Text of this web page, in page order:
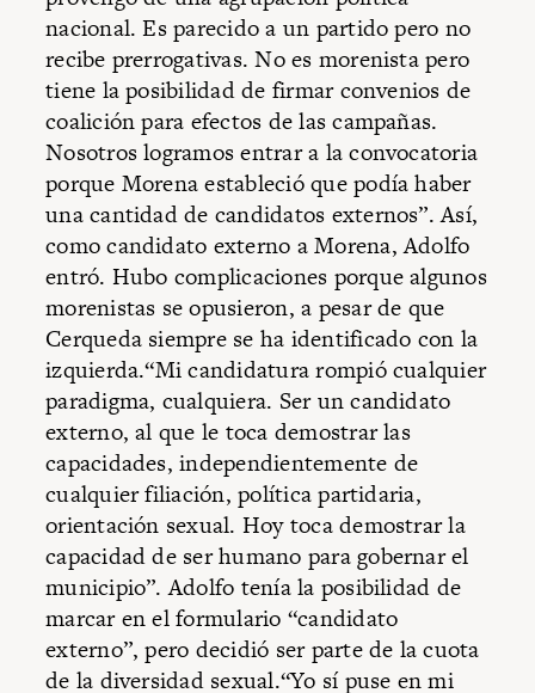
nacional. Es parecido a un partido pero no
recibe prerrogativas. No es morenista pero
tiene la posibilidad de firmar convenios de
coalición para efectos de las campañas.
Nosotros logramos entrar a la convocatoria
porque Morena estableció que podía haber
una cantidad de candidatos externos”. Así,
como candidato externo a Morena, Adolfo
entró. Hubo complicaciones porque algunos
morenistas se opusieron, a pesar de que
Cerqueda siempre se ha identificado con la
izquierda.“Mi candidatura rompió cualquier
paradigma, cualquiera. Ser un candidato
externo, al que le toca demostrar las
capacidades, independientemente de
cualquier filiación, política partidaria,
orientación sexual. Hoy toca demostrar la
capacidad de ser humano para gobernar el
municipio”. Adolfo tenía la posibilidad de
marcar en el formulario “candidato
externo”, pero decidió ser parte de la cuota
de la diversidad sexual.“Yo sí puse en mi